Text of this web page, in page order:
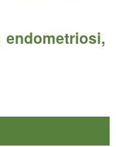
endometriosi,